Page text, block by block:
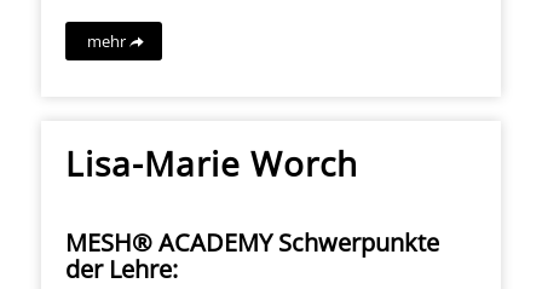
mehr
Lisa-Marie Worch
MESH® ACADEMY Schwerpunkte
der Lehre: